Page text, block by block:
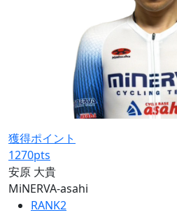
獲得ポイント
1270pts
安原 大貴
MiNERVA-asahi
RANK2